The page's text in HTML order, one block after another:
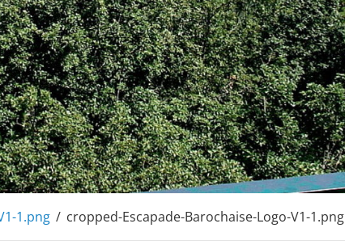
de Colmar
1.png / cropped-Escapade-Barochaise-Logo-V1-1.png